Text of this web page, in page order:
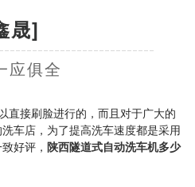
晟]
应俱全
直接刷脸进行的，而且对于广大的
车店，为了提高洗车速度都是采用
好评， 陕西隧道式自动洗车机多少